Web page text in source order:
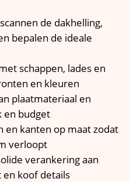
de dakhelling,
bepalen de ideale
schappen, lades en
en kleuren
plaatmateriaal en
en budget
en kanten op maat zodat
verloopt
verankering aan
koof details